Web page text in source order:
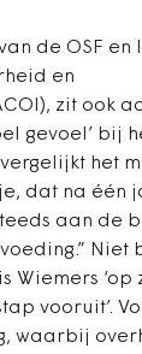
de OSF en
en
zit ook
gevoel’ bij
het
dat na één
aan de
Niet
Wiemers ‘op
vooruit’.
waarbij